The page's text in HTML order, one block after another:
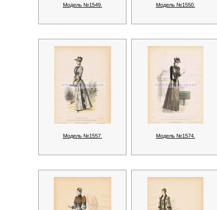
Модель №1549. Модель №1550.
Модель №1557. Модель №1574.